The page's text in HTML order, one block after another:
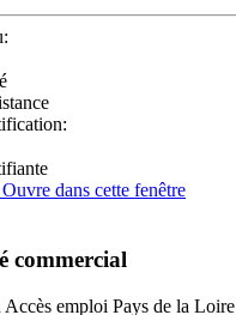
Ouvre dans cette fenêtre
commercial
emploi Pays de la Loire